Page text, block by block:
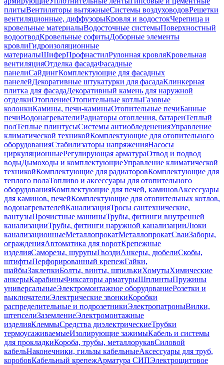
плитыВентиляторы вытяжныеСистемы воздуховодовРешетки
вентиляционные, диффузорыКровля и водостокЧерепица и
кровельные материалыВодосточные системыПоверхностный
водоотводКровельные софитыДоборные элементы
кровлиГидроизоляционные
материалыШиферПрофнастилРулонная кровляКровельная
вентиляцияОтделка фасадаФасадные
панелиСайдингКомплектующие для фасадных
панелейДекоративные штукатурки для фасадаКлинкерная
плитка для фасадаДекоративный камень для наружной
отделкиОтоплениеОтопительные котлыГазовые
колонкиКамины, печи-каминыОтопительные печиБанные
печиВодонагревателиРадиаторы отопления, батареиТеплый
полТеплые плинтусыСистемы антиобледененияУправление
климатической техникойКомплектующие для отопительного
оборудованияСтабилизаторы напряженияНасосы
циркуляционныеРегулирующая арматураОтвод и подвод
водыДымоходы и комплектующиеУправление климатической
техникойКомплектующие для радиаторовКомплектующие для
теплого полаТопливо и аксессуары для отопительного
оборудованияКомплектующие для печей, каминовАксессуары
для каминов, печейКомплектующие для отопительных котлов,
водонагревателейКанализацияТросы сантехнические,
вантузыПрочистные машиныТрубы, фитинги внутренней
канализацииТрубы, фитинги наружной канализацииЛюки
канализационныеМеталлопрокатМеталлопрокатСваиЗаборы,
огражденияАвтоматика для воротКрепежные
изделияСаморезы, шурупыГвоздиАнкеры, дюбелиСкобы,
штифтыПерфорированный крепежГайки,
шайбыЗаклепкиБолты, винты, шпилькиХомутыХимические
анкерыКарабиныФиксаторы арматурыШплинтыПружины
универсальныеЭлектромонтажное оборудованиеРозетки и
выключателиЭлектрические звонкиКоробки
распределительные и подрозетникиЭлектропатроныВилки,
штепселиЗаземлениеЭлектромонтажные
изделияКлеммыСредства диэлектрическиеТрубки
термоусаживаемыеИзолирующие зажимыКабель и системы
для прокладкиКороба, трубы, металлорукавСиловой
кабельНаконечники, гильзы кабельныеАксессуары для труб,
коробовКабельный крепежАрматура СИПЭлектрощитовое